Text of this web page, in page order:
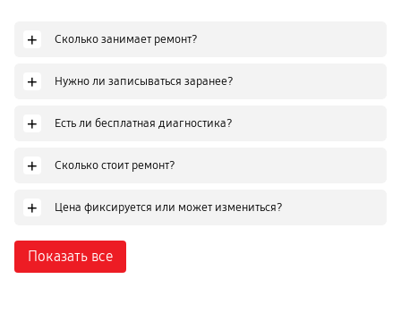
+ Сколько занимает ремонт?
+ Нужно ли записываться заранее?
+ Есть ли бесплатная диагностика?
+ Сколько стоит ремонт?
+ Цена фиксируется или может измениться?
Показать все